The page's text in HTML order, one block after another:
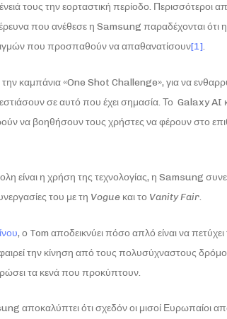
τους την εορταστική περίοδο.
έρευνα που ανέθεσε η Samsung παραδέχονται
που προσπαθούν να απαθανατίσουν[1].
καμπάνια «One Shot Challenge», για να
σε αυτό που έχει σημασία. Το Galaxy AI
να βοηθήσουν τους χρήστες να φέρουν στο
είναι η χρήση της τεχνολογίας, η Samsung
του με τη Vogue και το Vanity Fair.
, ο Tom αποδεικνύει πόσο απλό είναι να
την κίνηση από τους πολυσύχναστους
τα κενά που προκύπτουν.
αποκαλύπτει ότι σχεδόν οι μισοί Ευρωπαίοι